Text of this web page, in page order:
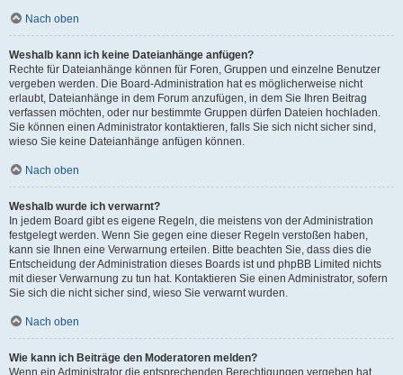
Nach oben
Weshalb kann ich keine Dateianhänge anfügen?
Rechte für Dateianhänge können für Foren, Gruppen und einzelne Benutzer
vergeben werden. Die Board-Administration hat es möglicherweise nicht
erlaubt, Dateianhänge in dem Forum anzufügen, in dem Sie Ihren Beitrag
verfassen möchten, oder nur bestimmte Gruppen dürfen Dateien hochladen.
Sie können einen Administrator kontaktieren, falls Sie sich nicht sicher sind,
wieso Sie keine Dateianhänge anfügen können.
Nach oben
Weshalb wurde ich verwarnt?
In jedem Board gibt es eigene Regeln, die meistens von der Administration
festgelegt werden. Wenn Sie gegen eine dieser Regeln verstoßen haben,
kann sie Ihnen eine Verwarnung erteilen. Bitte beachten Sie, dass dies die
Entscheidung der Administration dieses Boards ist und phpBB Limited nichts
mit dieser Verwarnung zu tun hat. Kontaktieren Sie einen Administrator, sofern
Sie sich die nicht sicher sind, wieso Sie verwarnt wurden.
Nach oben
Wie kann ich Beiträge den Moderatoren melden?
Wenn ein Administrator die entsprechenden Berechtigungen vergeben hat,